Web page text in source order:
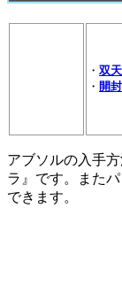
・ 双
・ 開
アブソルの入手
ラ』です。また
できます。